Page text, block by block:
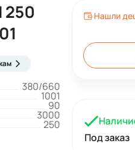
250
380/660
1001
90
3000
250
Нашли
Под заказ